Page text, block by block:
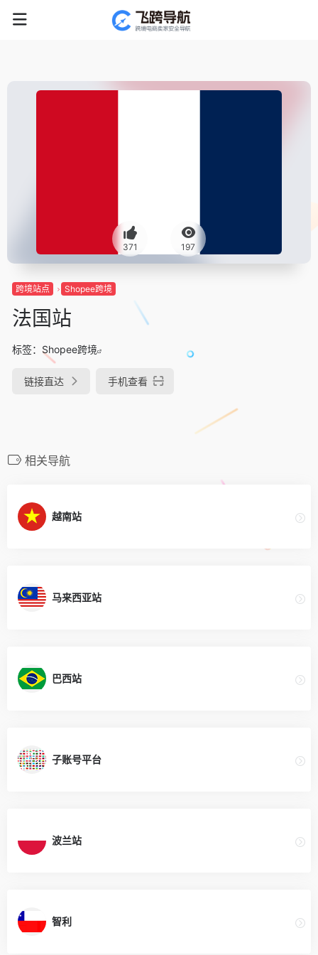
371 197
跨境站点 Shopee跨境
法国站
标签： Shopee跨境
链接直达 手机查看
相关导航
越南站
马来西亚站
巴西站
子账号平台
波兰站
智利